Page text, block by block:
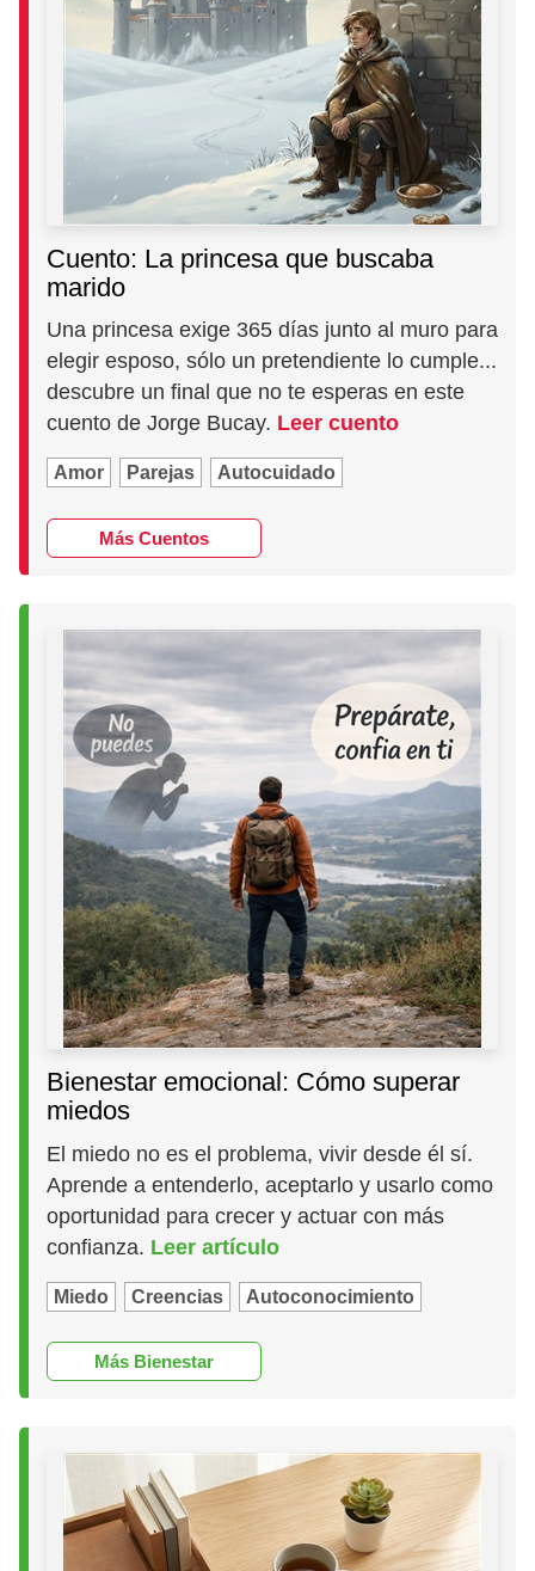
Cuento: La princesa que buscaba
marido
Una princesa exige 365 días junto al muro para
elegir esposo, sólo un pretendiente lo cumple...
descubre un final que no te esperas en este
cuento de Jorge Bucay. Leer cuento
Amor Parejas Autocuidado
Más Cuentos
Bienestar emocional: Cómo superar
miedos
El miedo no es el problema, vivir desde él sí.
Aprende a entenderlo, aceptarlo y usarlo como
oportunidad para crecer y actuar con más
confianza. Leer artículo
Miedo Creencias Autoconocimiento
Más Bienestar